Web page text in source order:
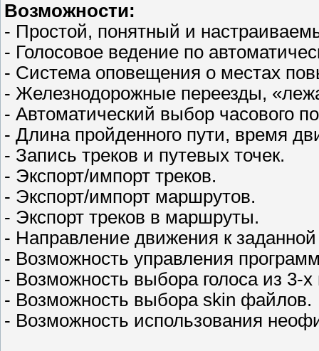
Возможности:
- Простой, понятный и
- Голосовое ведение по
- Система оповещения о местах
- Железнодорожные переезды,
- Автоматический выбор часового
- Длина пройденного пути, время
- Запись треков и путевых точек.
- Экспорт/импорт треков.
- Экспорт/импорт маршрутов.
- Экспорт треков в маршруты.
- Направление движения к
- Возможность управления
- Возможность выбора голоса из 3-х
- Возможность выбора skin файлов.
- Возможность использования